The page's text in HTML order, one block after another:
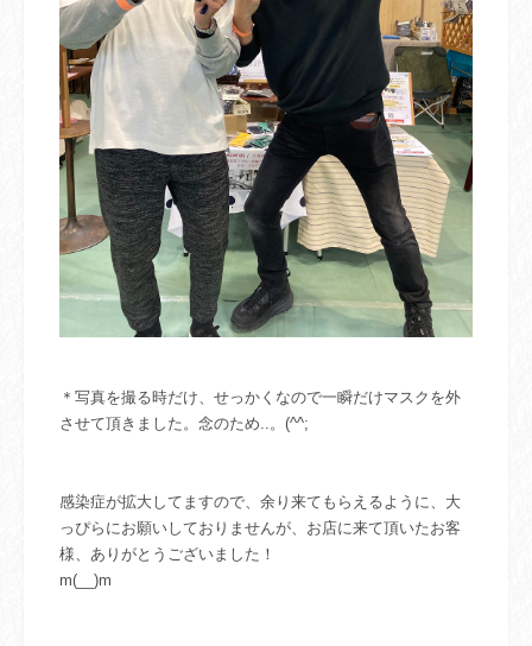
＊ 写真を撮る時だけ、せっかくなので一瞬だけマスクを外
させて頂きました。念のため..。(^^;
感染症が拡大してますので、余り来てもらえるように、大
っぴらにお願いしておりませんが、 お店に来て頂いたお客
様、 ありがとうございました！
m(__)m